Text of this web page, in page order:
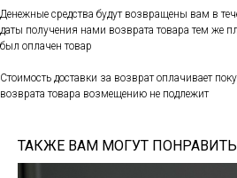
Денежные средства будут возвращены вам в
даты получения нами возврата товара тем же
был оплачен товар
Стоимость доставки за возврат оплачивает
возврата товара возмещению не подлежит
ТАКЖЕ ВАМ МОГУТ